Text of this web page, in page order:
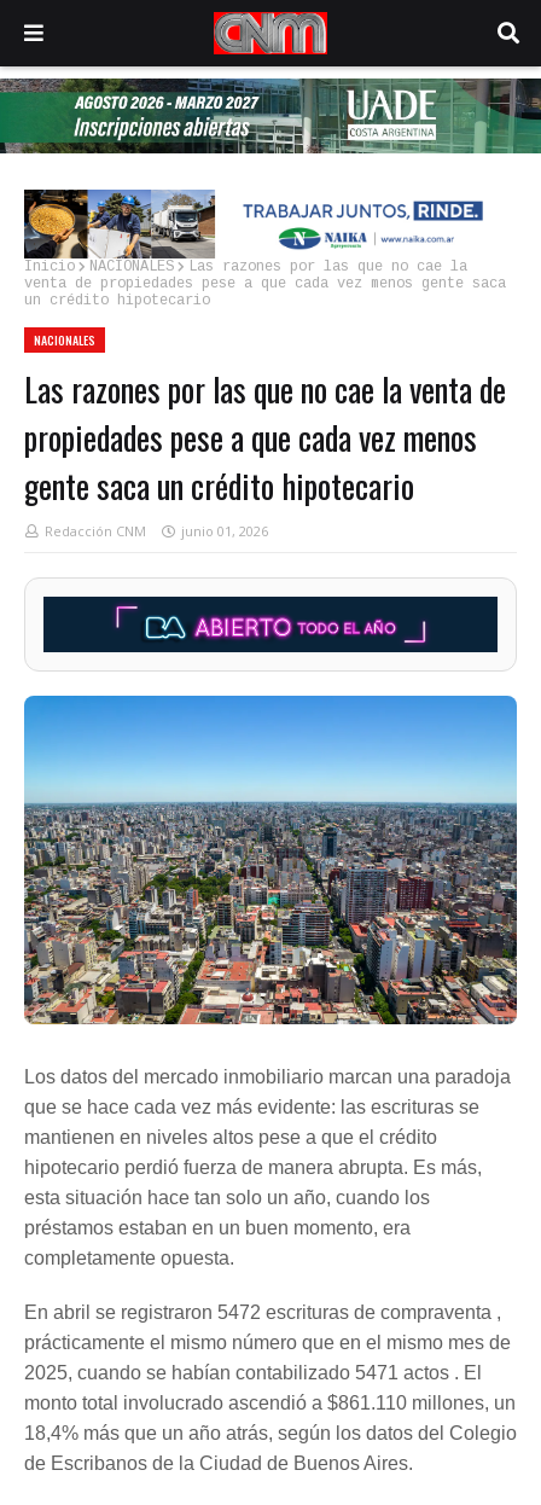
Inicio NACIONALES
Las razones por las que no cae la
venta de propiedades pese a que cada vez menos gente saca
un crédito hipotecario
NACIONALES
Las razones por las que no cae la venta de
propiedades pese a que cada vez menos
gente saca un crédito hipotecario
Redacción CNM junio 01, 2026
Los datos del mercado inmobiliario marcan una paradoja
que se hace cada vez más evidente: las escrituras se
mantienen en niveles altos pese a que el crédito
hipotecario perdió fuerza de manera abrupta. Es más,
esta situación hace tan solo un año, cuando los
préstamos estaban en un buen momento, era
completamente opuesta.
En abril se registraron 5472 escrituras de compraventa ,
prácticamente el mismo número que en el mismo mes de
2025, cuando se habían contabilizado 5471 actos . El
monto total involucrado ascendió a $861.110 millones, un
18,4% más que un año atrás, según los datos del Colegio
de Escribanos de la Ciudad de Buenos Aires.